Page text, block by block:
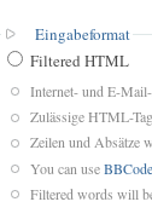
Eingabeformat
Filtered HTML
Internet- und E-
Zulässige HTML-
Zeilen und Absätze
You can useBBCode
Filtered words will